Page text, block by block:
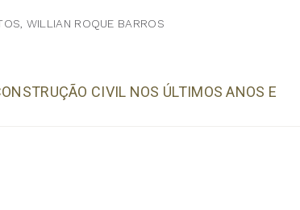
WILLIAN ROQUE BARROS
CIVIL NOS ÚLTIMOS ANOS E